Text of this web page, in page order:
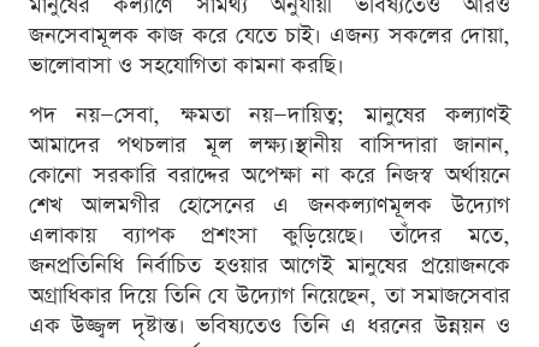
জনসেবামূলক কাজ করে যেতে চাই। এজন্য সকলের দোয়া,
ভালোবাসা ও সহযোগিতা কামনা করছি।
পদ নয়—সেবা, ক্ষমতা নয়—দায়িত্ব; মানুষের কল্যাণই
আমাদের পথচলার মূল লক্ষ্য।স্থানীয় বাসিন্দারা জানান,
কোনো সরকারি বরাদ্দের অপেক্ষা না করে নিজস্ব অর্থায়নে
শেখ আলমগীর হোসেনের এ জনকল্যাণমূলক উদ্যোগ
এলাকায় ব্যাপক প্রশংসা কুড়িয়েছে। তাঁদের মতে,
জনপ্রতিনিধি নির্বাচিত হওয়ার আগেই মানুষের প্রয়োজনকে
অগ্রাধিকার দিয়ে তিনি যে উদ্যোগ নিয়েছেন, তা সমাজসেবার
এক উজ্জ্বল দৃষ্টান্ত। ভবিষ্যতেও তিনি এ ধরনের উন্নয়ন ও